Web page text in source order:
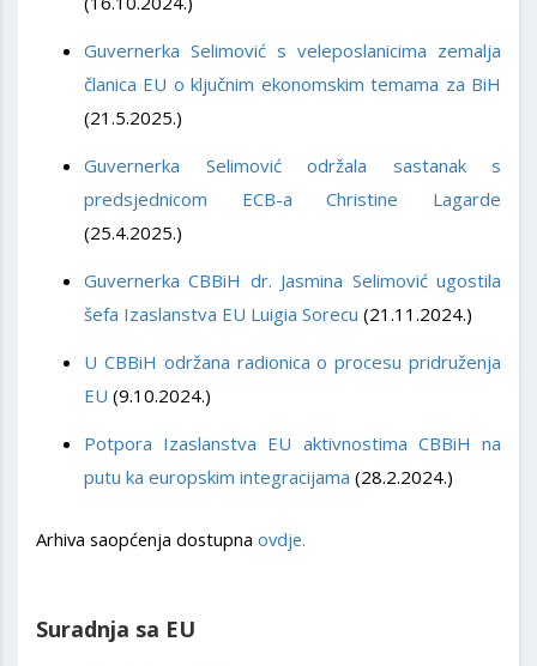
Guvernerka Selimović s veleposlanicima zemalja
članica EU o ključnim ekonomskim temama za BiH
(21.5.2025.)
Guvernerka Selimović održala sastanak s
predsjednicom ECB-a Christine Lagarde
(25.4.2025.)
Guvernerka CBBiH dr. Jasmina Selimović ugostila
šefa Izaslanstva EU Luigia Sorecu (21.11.2024.)
U CBBiH održana radionica o procesu pridruženja
EU (9.10.2024.)
Potpora Izaslanstva EU aktivnostima CBBiH na
putu ka europskim integracijama (28.2.2024.)
Arhiva saopćenja dostupna ovdje.
Suradnja sa EU